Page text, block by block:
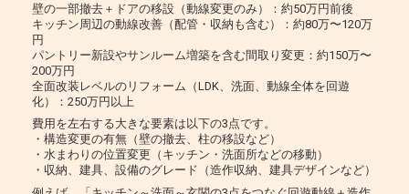
壁の一部撤去＋ドアの移設（動線変更のみ）：約50万円前後
キッチン周辺の動線改善（配管・収納も含む）：約80万〜120万
円
パントリー新設やサンルーム増築を含む間取り変更：約150万〜
200万円
全面改装レベルのリフォーム（LDK、洗面、動線全体を回遊
化）：250万円以上
費用を左右する大きな要素は以下の3点です。
・構造変更の有無（壁の撤去、柱の移設など）
・水まわりの位置変更（キッチン・洗面所などの移動）
・収納、建具、設備のグレード（造作収納、建具デザインなど）